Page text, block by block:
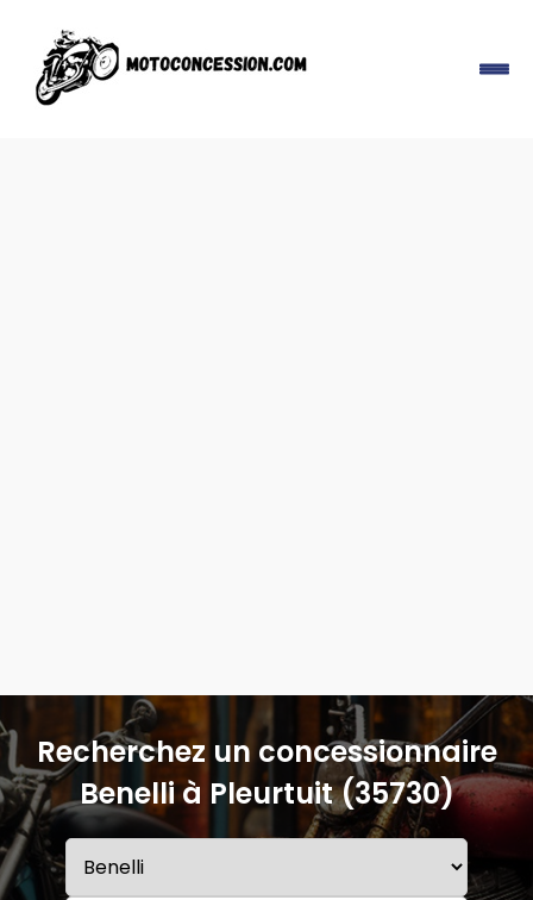
Recherchez un concessionnaire
Benelli à Pleurtuit (35730)